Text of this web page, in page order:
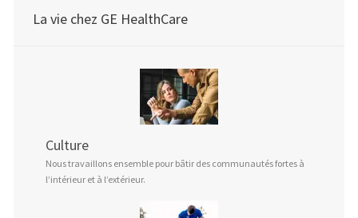
La vie chez GE HealthCare
Culture
Nous travaillons ensemble pour bâtir des communautés fortes à
l’intérieur et à l’extérieur.